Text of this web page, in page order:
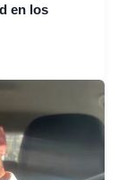
en los